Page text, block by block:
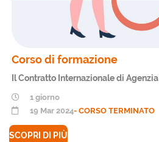
Corso di formazione
Il Contratto Internazionale di Agenzia
1 giorno
19 Mar 2024- CORSO TERMINATO
SCOPRI DI PIÙ